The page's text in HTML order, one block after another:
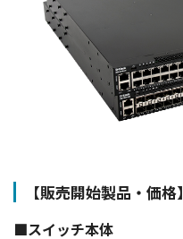
【販売開始製品・価格】
■スイッチ本体